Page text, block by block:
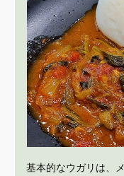
基本的なウガリは、